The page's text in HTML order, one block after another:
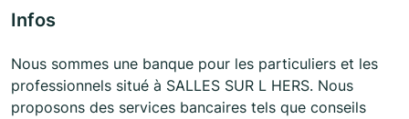
Infos
Nous sommes une banque pour les particuliers et les
professionnels situé à SALLES SUR L HERS. Nous
proposons des services bancaires tels que conseils